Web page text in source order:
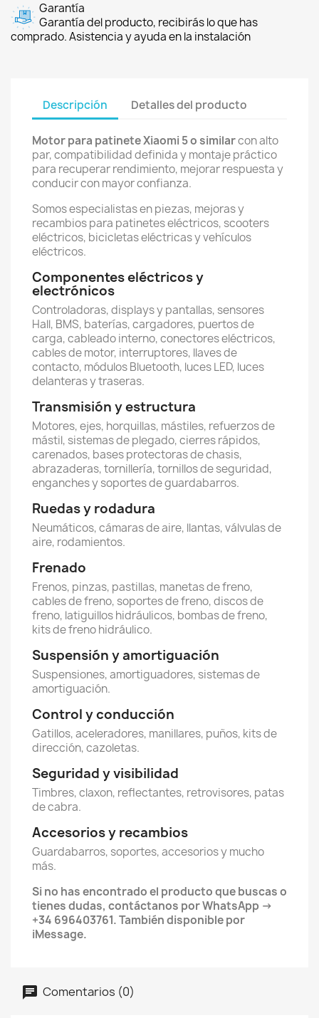
Garantía
Garantía del producto, recibirás lo que has
comprado. Asistencia y ayuda en la instalación
Descripción Detalles del producto
Motor para patinete Xiaomi 5 o similarcon alto
par, compatibilidad definida y montaje práctico
para recuperar rendimiento, mejorar respuesta y
conducir con mayor confianza.
Somos especialistas en piezas, mejoras y
recambios para patinetes eléctricos, scooters
eléctricos, bicicletas eléctricas y vehículos
eléctricos.
Componentes eléctricos y
electrónicos
Controladoras, displays y pantallas, sensores
Hall, BMS, baterías, cargadores, puertos de
carga, cableado interno, conectores eléctricos,
cables de motor, interruptores, llaves de
contacto, módulos Bluetooth, luces LED, luces
delanteras y traseras.
Transmisión y estructura
Motores, ejes, horquillas, mástiles, refuerzos de
mástil, sistemas de plegado, cierres rápidos,
carenados, bases protectoras de chasis,
abrazaderas, tornillería, tornillos de seguridad,
enganches y soportes de guardabarros.
Ruedas y rodadura
Neumáticos, cámaras de aire, llantas, válvulas de
aire, rodamientos.
Frenado
Frenos, pinzas, pastillas, manetas de freno,
cables de freno, soportes de freno, discos de
freno, latiguillos hidráulicos, bombas de freno,
kits de freno hidráulico.
Suspensión y amortiguación
Suspensiones, amortiguadores, sistemas de
amortiguación.
Control y conducción
Gatillos, aceleradores, manillares, puños, kits de
dirección, cazoletas.
Seguridad y visibilidad
Timbres, claxon, reflectantes, retrovisores, patas
de cabra.
Accesorios y recambios
Guardabarros, soportes, accesorios y mucho
más.
Si no has encontrado el producto que buscas o
tienes dudas, contáctanos por WhatsApp →
+34 696403761. También disponible por
iMessage.
Comentarios (0)